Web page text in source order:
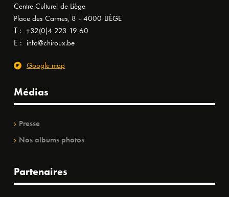
Centre Culturel de Liège
Place des Carmes, 8 - 4000 LIÈGE
T : +32(0)4 223 19 60
E : info@chiroux.be
Google map
Médias
Presse
Nos albums photos
Partenaires